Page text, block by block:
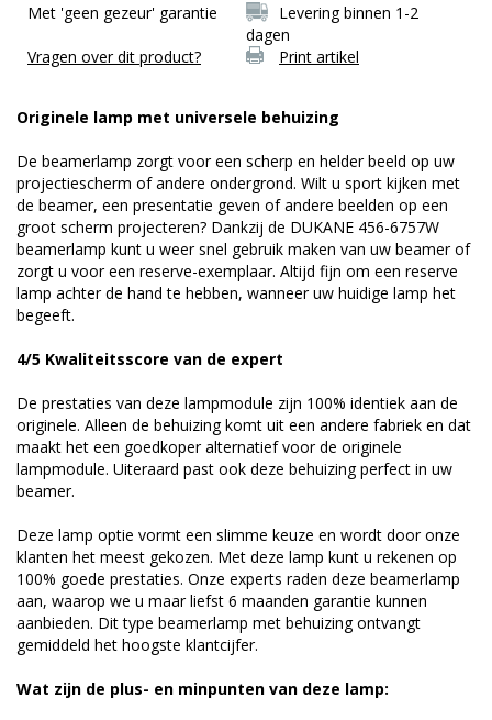
Met 'geen gezeur' garantie
Levering binnen 1-2
dagen
Vragen over dit product?
Print artikel
Originele lamp met universele behuizing
De beamerlamp zorgt voor een scherp en helder beeld op uw
projectiescherm of andere ondergrond. Wilt u sport kijken met
de beamer, een presentatie geven of andere beelden op een
groot scherm projecteren? Dankzij de DUKANE 456-6757W
beamerlamp kunt u weer snel gebruik maken van uw beamer of
zorgt u voor een reserve-exemplaar. Altijd fijn om een reserve
lamp achter de hand te hebben, wanneer uw huidige lamp het
begeeft.
4/5 Kwaliteitsscore van de expert
De prestaties van deze lampmodule zijn 100% identiek aan de
originele. Alleen de behuizing komt uit een andere fabriek en dat
maakt het een goedkoper alternatief voor de originele
lampmodule. Uiteraard past ook deze behuizing perfect in uw
beamer.
Deze lamp optie vormt een slimme keuze en wordt door onze
klanten het meest gekozen. Met deze lamp kunt u rekenen op
100% goede prestaties. Onze experts raden deze beamerlamp
aan, waarop we u maar liefst 6 maanden garantie kunnen
aanbieden. Dit type beamerlamp met behuizing ontvangt
gemiddeld het hoogste klantcijfer.
Wat zijn de plus- en minpunten van deze lamp: